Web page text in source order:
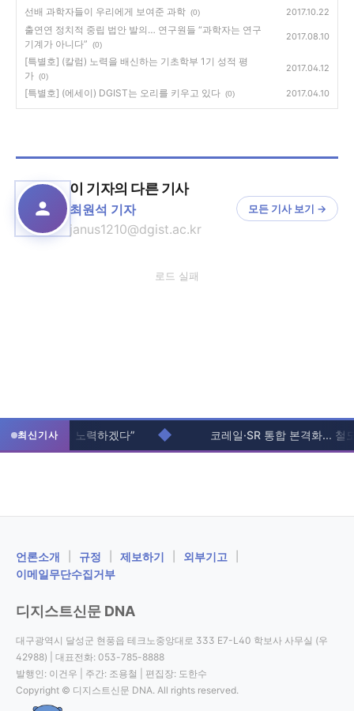
선배 과학자들이 우리에게 보여준 과학 (0) 2017.10.22
출연연 정치적 중립 법안 발의… 연구원들 “과학자는 연구
기계가 아니다”
(0)
2017.08.10
[특별호] (칼럼) 노력을 배신하는 기초학부 1기 성적 평
가 (0)
2017.04.12
[특별호] (에세이) DGIST는 오리를 키우고 있다 (0) 2017.04.10
이 기자의 다른 기사
최원석 기자
janus1210@dgist.ac.kr
모든 기사 보기 →
로드 실패
최신기사
최소화에 노력하겠다” 코레일·SR 통합 본격화... 철도
ㅤ언론소개 규정 제보하기 외부기고
이메일무단수집거부
디지스트신문 DNA
대구광역시 달성군 현풍읍 테크노중앙대로 333 E7-L40 학보사 사무실 (우
42988) | 대표전화: 053-785-8888
발행인: 이건우 | 주간: 조용철 | 편집장: 도한수
Copyright © 디지스트신문 DNA. All rights reserved.